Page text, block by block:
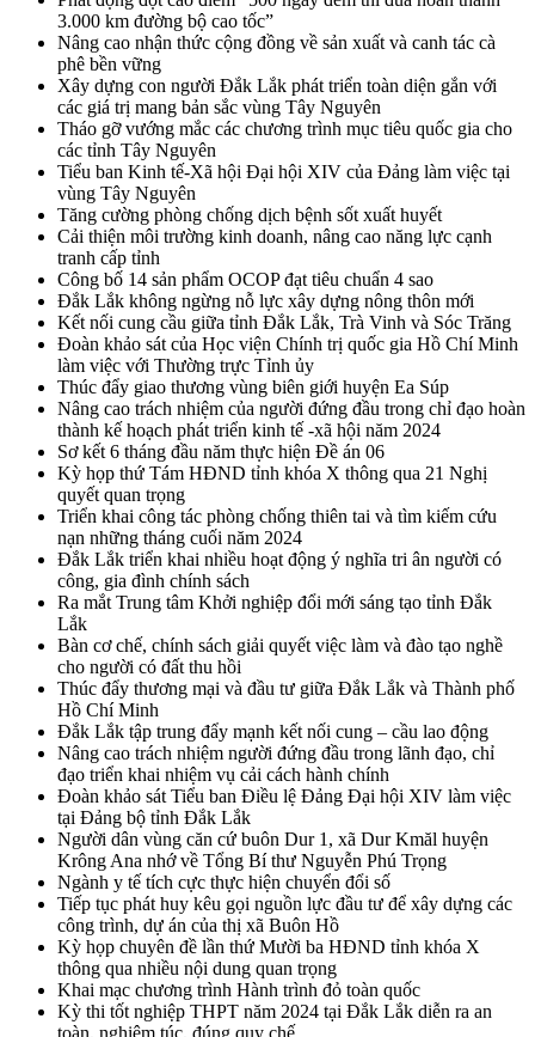
3.000 km đường bộ cao tốc”
Nâng cao nhận thức cộng đồng về sản xuất và canh tác cà
phê bền vững
Xây dựng con người Đắk Lắk phát triển toàn diện gắn với
các giá trị mang bản sắc vùng Tây Nguyên
Tháo gỡ vướng mắc các chương trình mục tiêu quốc gia cho
các tỉnh Tây Nguyên
Tiểu ban Kinh tế-Xã hội Đại hội XIV của Đảng làm việc tại
vùng Tây Nguyên
Tăng cường phòng chống dịch bệnh sốt xuất huyết
Cải thiện môi trường kinh doanh, nâng cao năng lực cạnh
tranh cấp tỉnh
Công bố 14 sản phẩm OCOP đạt tiêu chuẩn 4 sao
Đắk Lắk không ngừng nỗ lực xây dựng nông thôn mới
Kết nối cung cầu giữa tỉnh Đắk Lắk, Trà Vinh và Sóc Trăng
Đoàn khảo sát của Học viện Chính trị quốc gia Hồ Chí Minh
làm việc với Thường trực Tỉnh ủy
Thúc đẩy giao thương vùng biên giới huyện Ea Súp
Nâng cao trách nhiệm của người đứng đầu trong chỉ đạo hoàn
thành kế hoạch phát triển kinh tế -xã hội năm 2024
Sơ kết 6 tháng đầu năm thực hiện Đề án 06
Kỳ họp thứ Tám HĐND tỉnh khóa X thông qua 21 Nghị
quyết quan trọng
Triển khai công tác phòng chống thiên tai và tìm kiếm cứu
nạn những tháng cuối năm 2024
Đắk Lắk triển khai nhiều hoạt động ý nghĩa tri ân người có
công, gia đình chính sách
Ra mắt Trung tâm Khởi nghiệp đổi mới sáng tạo tỉnh Đắk
Lắk
Bàn cơ chế, chính sách giải quyết việc làm và đào tạo nghề
cho người có đất thu hồi
Thúc đẩy thương mại và đầu tư giữa Đắk Lắk và Thành phố
Hồ Chí Minh
Đắk Lắk tập trung đẩy mạnh kết nối cung – cầu lao động
Nâng cao trách nhiệm người đứng đầu trong lãnh đạo, chỉ
đạo triển khai nhiệm vụ cải cách hành chính
Đoàn khảo sát Tiểu ban Điều lệ Đảng Đại hội XIV làm việc
tại Đảng bộ tỉnh Đắk Lắk
Người dân vùng căn cứ buôn Dur 1, xã Dur Kmăl huyện
Krông Ana nhớ về Tổng Bí thư Nguyễn Phú Trọng
Ngành y tế tích cực thực hiện chuyển đổi số
Tiếp tục phát huy kêu gọi nguồn lực đầu tư để xây dựng các
công trình, dự án của thị xã Buôn Hồ
Kỳ họp chuyên đề lần thứ Mười ba HĐND tỉnh khóa X
thông qua nhiều nội dung quan trọng
Khai mạc chương trình Hành trình đỏ toàn quốc
Kỳ thi tốt nghiệp THPT năm 2024 tại Đắk Lắk diễn ra an